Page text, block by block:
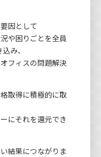
因として
や困りごとを全員
み、
フィスの問題解決
取得に積極的に取
にそれを還元でき
結果につながりま